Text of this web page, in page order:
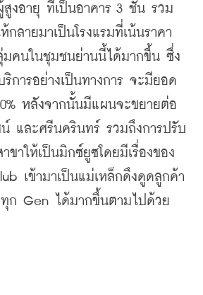
งอายุ ที่เป็นอาคาร 3 ชั้น รวม
ลายมาเป็นโรงแรมที่เน้นราคา
มคนในชุมชนย่านนี้ได้มากขึ้น ซึ่ง
ริการอย่างเป็นทางการ จะมียอด
หลังจากนั้นมีแผนจะขยายต่อ
น์ และศรีนครินทร์ รวมถึงการปรับ
ขาให้เป็นมิกซ์ยูซโดยมีเรื่องของ
เข้ามาเป็นแม่เหล็กดึงดูดลูกค้า
ทุก Gen ได้มากขึ้นตามไปด้วย